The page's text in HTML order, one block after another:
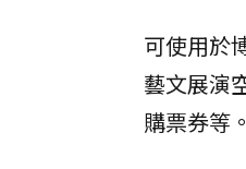
可使用於
藝文展演
購票券等。